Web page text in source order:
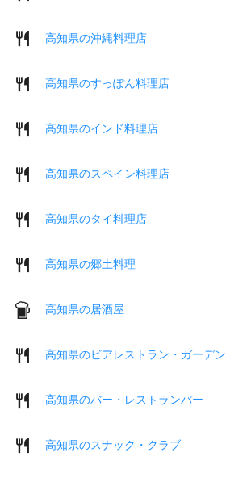
高知県の沖縄料理店
高知県のすっぽん料理店
高知県のインド料理店
高知県のスペイン料理店
高知県のタイ料理店
高知県の郷土料理
高知県の居酒屋
高知県のビアレストラン・ガーデン
高知県のバー・レストランバー
高知県のスナック・クラブ